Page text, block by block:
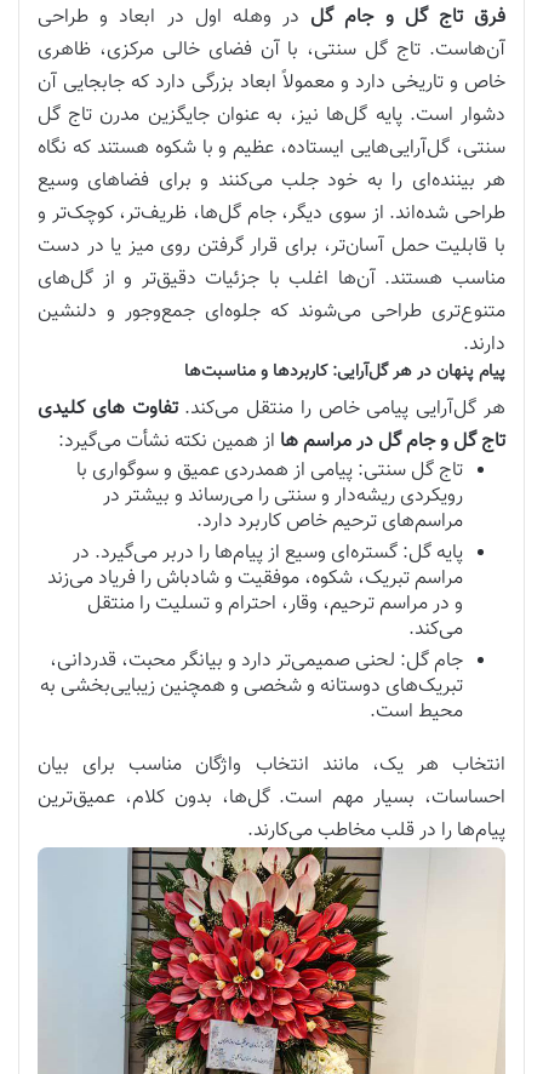
فرق تاج گل و جام گل در وهله اول در ابعاد و طراحی
آن‌هاست. تاج گل سنتی، با آن فضای خالی مرکزی، ظاهری
خاص و تاریخی دارد و معمولاً ابعاد بزرگی دارد که جابجایی آن
دشوار است. پایه گل‌ها نیز، به عنوان جایگزین مدرن تاج گل
سنتی، گل‌آرایی‌هایی ایستاده، عظیم و با شکوه هستند که نگاه
هر بیننده‌ای را به خود جلب می‌کنند و برای فضاهای وسیع
طراحی شده‌اند. از سوی دیگر، جام گل‌ها، ظریف‌تر، کوچک‌تر و
با قابلیت حمل آسان‌تر، برای قرار گرفتن روی میز یا در دست
مناسب هستند. آن‌ها اغلب با جزئیات دقیق‌تر و از گل‌های
متنوع‌تری طراحی می‌شوند که جلوه‌ای جمع‌وجور و دلنشین
دارند.
پیام پنهان در هر گل‌آرایی: کاربردها و مناسبت‌ها
هر گل‌آرایی پیامی خاص را منتقل می‌کند. تفاوت های کلیدی
تاج گل و جام گل در مراسم ها از همین نکته نشأت می‌گیرد:
تاج گل سنتی: پیامی از همدردی عمیق و سوگواری با
رویکردی ریشه‌دار و سنتی را می‌رساند و بیشتر در
مراسم‌های ترحیم خاص کاربرد دارد.
پایه گل: گستره‌ای وسیع از پیام‌ها را دربر می‌گیرد. در
مراسم تبریک، شکوه، موفقیت و شادباش را فریاد می‌زند
و در مراسم ترحیم، وقار، احترام و تسلیت را منتقل
می‌کند.
جام گل: لحنی صمیمی‌تر دارد و بیانگر محبت، قدردانی،
تبریک‌های دوستانه و شخصی و همچنین زیبایی‌بخشی به
محیط است.
انتخاب هر یک، مانند انتخاب واژگان مناسب برای بیان
احساسات، بسیار مهم است. گل‌ها، بدون کلام، عمیق‌ترین
پیام‌ها را در قلب مخاطب می‌کارند.